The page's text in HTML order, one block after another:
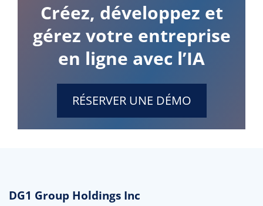
Créez, développez et
gérez votre entreprise
en ligne avec l’IA
RÉSERVER UNE DÉMO
DG1 Group Holdings Inc